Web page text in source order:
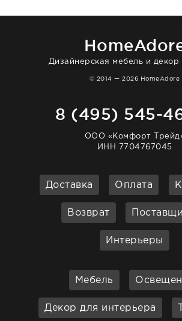
Дизайнерская мебель и декор
© 2014 — 2026 HomeAdore
8 (495) 545-
ООО «Комфорт
ИНН 7704767045
Доставка Оплата
Возврат
Интерьеры
Мебель
Декор для интерьера